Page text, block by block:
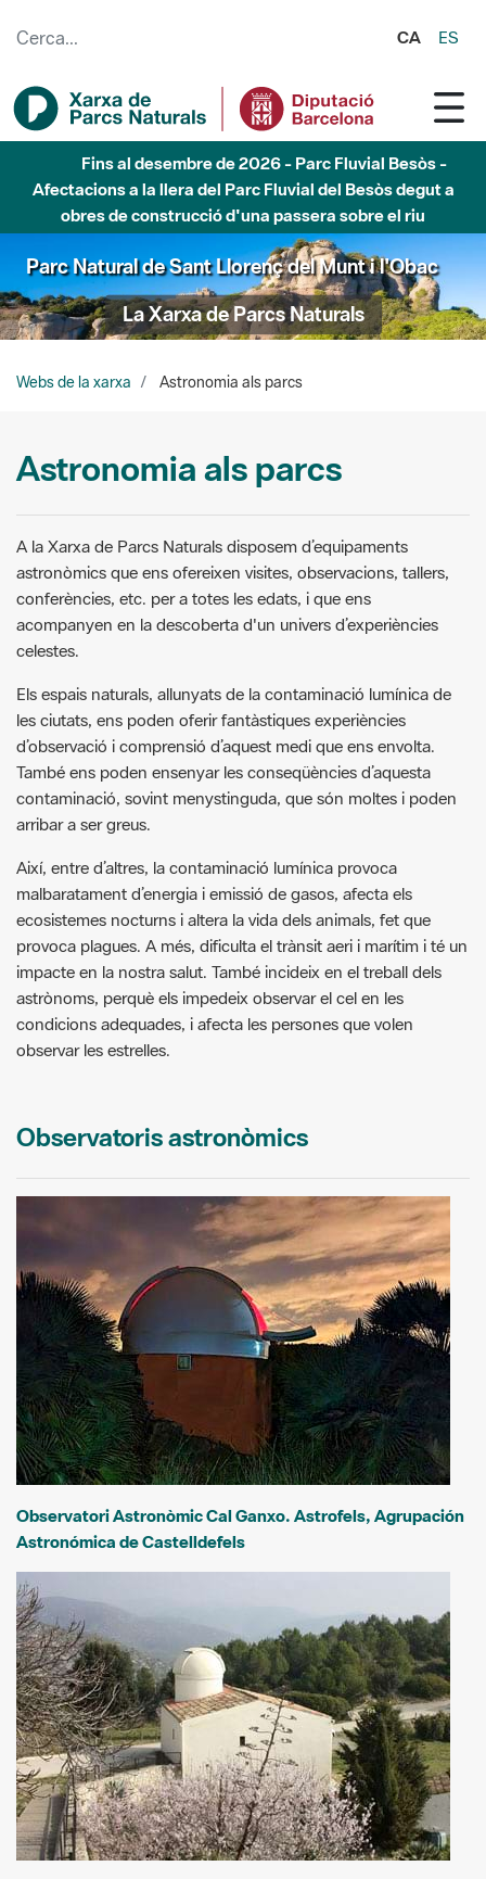
CA ES
Fins al desembre de 2026 - Parc Fluvial Besòs -
Afectacions a la llera del Parc Fluvial del Besòs degut a
obres de construcció d'una passera sobre el riu
Parc Natural de Sant Llorenç del Munt i l'Obac
La Xarxa de Parcs Naturals
Webs de la xarxa Astronomia als parcs
Astronomia als parcs
A la Xarxa de Parcs Naturals disposem d’equipaments
astronòmics que ens ofereixen visites, observacions, tallers,
conferències, etc. per a totes les edats, i que ens
acompanyen en la descoberta d'un univers d’experiències
celestes.
Els espais naturals, allunyats de la contaminació lumínica de
les ciutats, ens poden oferir fantàstiques experiències
d’observació i comprensió d’aquest medi que ens envolta.
També ens poden ensenyar les conseqüències d’aquesta
contaminació, sovint menystinguda, que són moltes i poden
arribar a ser greus.
Així, entre d’altres, la contaminació lumínica provoca
malbaratament d’energia i emissió de gasos, afecta els
ecosistemes nocturns i altera la vida dels animals, fet que
provoca plagues. A més, dificulta el trànsit aeri i marítim i té un
impacte en la nostra salut. També incideix en el treball dels
astrònoms, perquè els impedeix observar el cel en les
condicions adequades, i afecta les persones que volen
observar les estrelles.
Observatoris astronòmics
Observatori Astronòmic Cal Ganxo. Astrofels, Agrupación
Astronómica de Castelldefels